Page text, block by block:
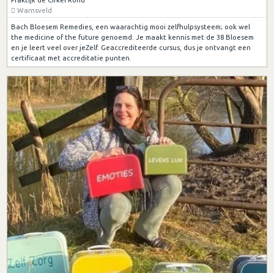
Warnsveld
Bach Bloesem Remedies, een waarachtig mooi zelfhulpsysteem; ook wel
the medicine of the future genoemd. Je maakt kennis met de 38 Bloesem
en je leert veel over jeZelf. Geaccrediteerde cursus, dus je ontvangt een
certificaat met accreditatie punten.